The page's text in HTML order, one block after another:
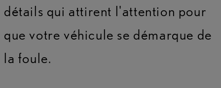
détails qui attirent l'attention pour
que votre véhicule se démarque de
la foule.